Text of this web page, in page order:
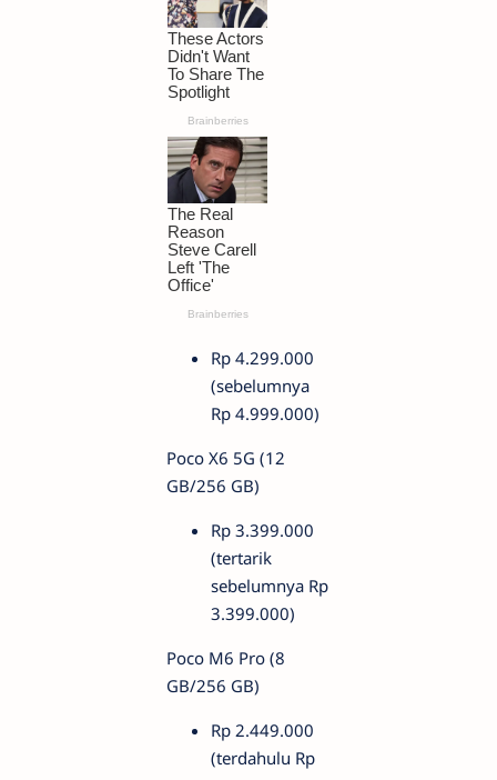
Rp 4.299.000
(sebelumnya
Rp 4.999.000)
Poco X6 5G (12
GB/256 GB)
Rp 3.399.000
(tertarik
sebelumnya Rp
3.399.000)
Poco M6 Pro (8
GB/256 GB)
Rp 2.449.000
(terdahulu Rp